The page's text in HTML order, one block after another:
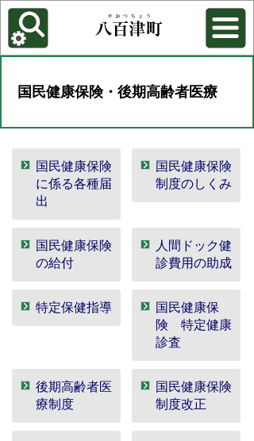
各種機能
背景色を変更する
国民健康保険・後期高齢者医療
国民健康保険
に係る各種届
出
国民健康保険
制度のしくみ
国民健康保険
の給付
人間ドック健
診費用の助成
特定保健指導
国民健康保
険 特定健康
診査
後期高齢者医
療制度
国民健康保険
制度改正